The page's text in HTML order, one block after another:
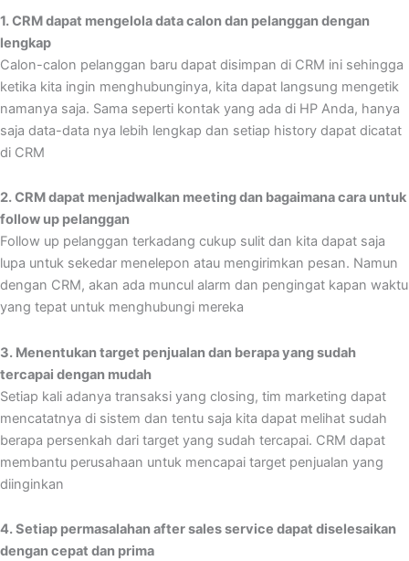
1. CRM dapat mengelola data calon dan pelanggan dengan
lengkap
Calon-calon pelanggan baru dapat disimpan di CRM ini sehingga
ketika kita ingin menghubunginya, kita dapat langsung mengetik
namanya saja. Sama seperti kontak yang ada di HP Anda, hanya
saja data-data nya lebih lengkap dan setiap history dapat dicatat
di CRM
2. CRM dapat menjadwalkan meeting dan bagaimana cara untuk
follow up pelanggan
Follow up pelanggan terkadang cukup sulit dan kita dapat saja
lupa untuk sekedar menelepon atau mengirimkan pesan. Namun
dengan CRM, akan ada muncul alarm dan pengingat kapan waktu
yang tepat untuk menghubungi mereka
3. Menentukan target penjualan dan berapa yang sudah
tercapai dengan mudah
Setiap kali adanya transaksi yang closing, tim marketing dapat
mencatatnya di sistem dan tentu saja kita dapat melihat sudah
berapa persenkah dari target yang sudah tercapai. CRM dapat
membantu perusahaan untuk mencapai target penjualan yang
diinginkan
4. Setiap permasalahan after sales service dapat diselesaikan
dengan cepat dan prima